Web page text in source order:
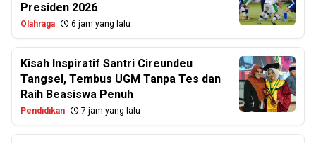
Presiden 2026
Olahraga 6 jam yang lalu
Kisah Inspiratif Santri Cireundeu
Tangsel, Tembus UGM Tanpa Tes dan
Raih Beasiswa Penuh
Pendidikan 7 jam yang lalu